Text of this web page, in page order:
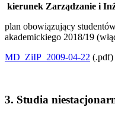
kierunek Zarządzanie i
plan obowiązujący
akademickiego 2018/19
MD_ZiIP_2009-04-22 (.pdf)
3. Studia